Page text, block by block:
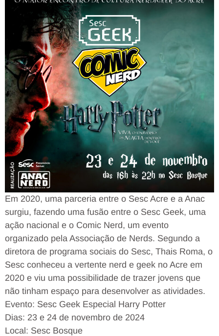
Em 2020, uma parceria entre o Sesc Acre e a Anac
surgiu, fazendo uma fusão entre o Sesc Geek, uma
ação nacional e o Comic Nerd, um evento
organizado pela Associação de Nerds. Segundo a
diretora de programa sociais do Sesc, Thais Roma, o
Sesc conheceu a vertente nerd e geek no Acre em
2020 e viu uma possibilidade de trazer jovens que
não tinham espaço para desenvolver as atividades.
Evento: Sesc Geek Especial Harry Potter
Dias: 23 e 24 de novembro de 2024
Local: Sesc Bosque